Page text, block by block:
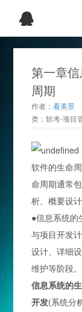
第一章
周期
作者：看美景
类：软考-项目
软件的生命
命周期通常
析、概要设
●信息系统的
与项目开发
设计、详细
维护等阶段。
信息系统的
开发(系统分